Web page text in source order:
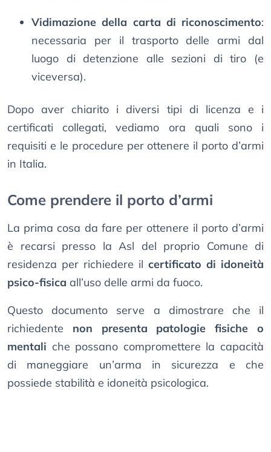
Vidimazione della carta di riconoscimento:
necessaria per il trasporto delle armi dal
luogo di detenzione alle sezioni di tiro (e
viceversa).
Dopo aver chiarito i diversi tipi di licenza e i
certificati collegati, vediamo ora quali sono i
requisiti e le procedure per ottenere il porto d’armi
in Italia.
Come prendere il porto d’armi
La prima cosa da fare per ottenere il porto d’armi
è recarsi presso la Asl del proprio Comune di
residenza per richiedere il certificato di idoneità
psico-fisica all’uso delle armi da fuoco.
Questo documento serve a dimostrare che il
richiedente non presenta patologie fisiche o
mentali che possano compromettere la capacità
di maneggiare un’arma in sicurezza e che
possiede stabilità e idoneità psicologica.